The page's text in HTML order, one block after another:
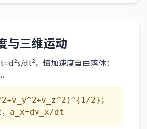
与三维运动
dt²。恒加速度自由落体：
2}；
a_x=dv_x/dt